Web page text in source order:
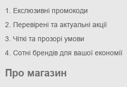
1. Екслюзивні промокоди
2. Перевірені та актуальні акції
3. Чіткі та прозорі умови
4. Сотні брендів для вашої економії
Про магазин